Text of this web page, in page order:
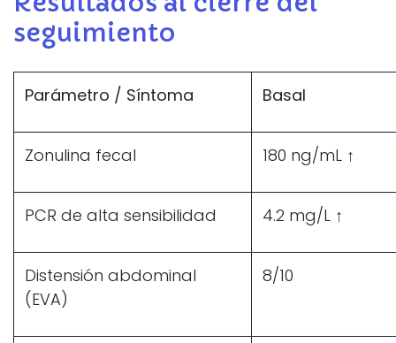
seguimiento
Parámetro / Síntoma Basal
Zonulina fecal 180 ng/mL ↑
PCR de alta sensibilidad 4.2 mg/L ↑
Distensión abdominal
(EVA)
8/10